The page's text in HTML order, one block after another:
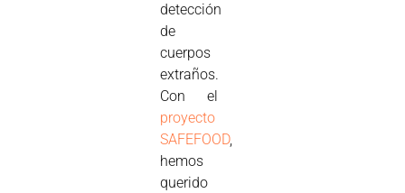
detección
de
cuerpos
extraños.
Con el
proyecto
SAFEFOOD,
hemos
querido